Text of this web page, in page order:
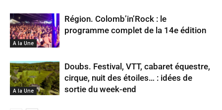
A la Une
Région. Colomb’in’Rock : le
programme complet de la 14e édition
A la Une
Doubs. Festival, VTT, cabaret équestre,
cirque, nuit des étoiles… : idées de
sortie du week-end